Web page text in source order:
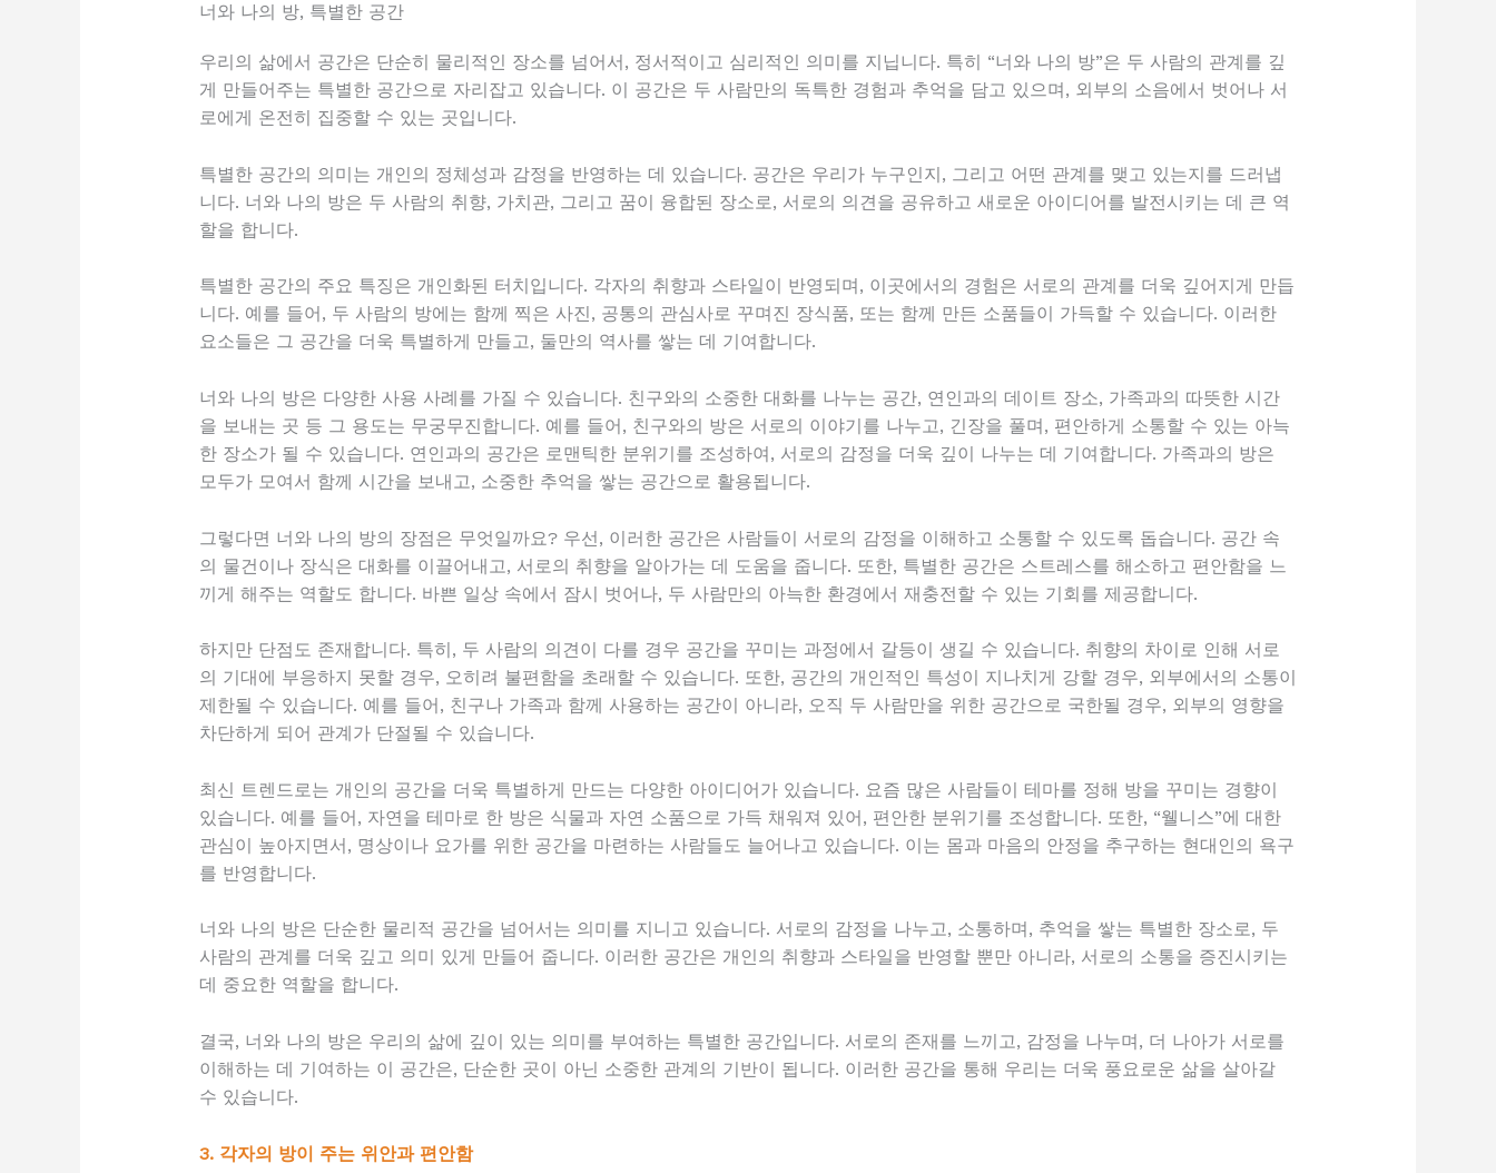
너와 나의 방, 특별한 공간
우리의 삶에서 공간은 단순히 물리적인 장소를 넘어서, 정서적이고 심리적인 의미를 지닙니다. 특히 “너와 나의 방”은 두 사람의 관계를 깊
게 만들어주는 특별한 공간으로 자리잡고 있습니다. 이 공간은 두 사람만의 독특한 경험과 추억을 담고 있으며, 외부의 소음에서 벗어나 서
로에게 온전히 집중할 수 있는 곳입니다.
특별한 공간의 의미는 개인의 정체성과 감정을 반영하는 데 있습니다. 공간은 우리가 누구인지, 그리고 어떤 관계를 맺고 있는지를 드러냅
니다. 너와 나의 방은 두 사람의 취향, 가치관, 그리고 꿈이 융합된 장소로, 서로의 의견을 공유하고 새로운 아이디어를 발전시키는 데 큰 역
할을 합니다.
특별한 공간의 주요 특징은 개인화된 터치입니다. 각자의 취향과 스타일이 반영되며, 이곳에서의 경험은 서로의 관계를 더욱 깊어지게 만듭
니다. 예를 들어, 두 사람의 방에는 함께 찍은 사진, 공통의 관심사로 꾸며진 장식품, 또는 함께 만든 소품들이 가득할 수 있습니다. 이러한
요소들은 그 공간을 더욱 특별하게 만들고, 둘만의 역사를 쌓는 데 기여합니다.
너와 나의 방은 다양한 사용 사례를 가질 수 있습니다. 친구와의 소중한 대화를 나누는 공간, 연인과의 데이트 장소, 가족과의 따뜻한 시간
을 보내는 곳 등 그 용도는 무궁무진합니다. 예를 들어, 친구와의 방은 서로의 이야기를 나누고, 긴장을 풀며, 편안하게 소통할 수 있는 아늑
한 장소가 될 수 있습니다. 연인과의 공간은 로맨틱한 분위기를 조성하여, 서로의 감정을 더욱 깊이 나누는 데 기여합니다. 가족과의 방은
모두가 모여서 함께 시간을 보내고, 소중한 추억을 쌓는 공간으로 활용됩니다.
그렇다면 너와 나의 방의 장점은 무엇일까요? 우선, 이러한 공간은 사람들이 서로의 감정을 이해하고 소통할 수 있도록 돕습니다. 공간 속
의 물건이나 장식은 대화를 이끌어내고, 서로의 취향을 알아가는 데 도움을 줍니다. 또한, 특별한 공간은 스트레스를 해소하고 편안함을 느
끼게 해주는 역할도 합니다. 바쁜 일상 속에서 잠시 벗어나, 두 사람만의 아늑한 환경에서 재충전할 수 있는 기회를 제공합니다.
하지만 단점도 존재합니다. 특히, 두 사람의 의견이 다를 경우 공간을 꾸미는 과정에서 갈등이 생길 수 있습니다. 취향의 차이로 인해 서로
의 기대에 부응하지 못할 경우, 오히려 불편함을 초래할 수 있습니다. 또한, 공간의 개인적인 특성이 지나치게 강할 경우, 외부에서의 소통이
제한될 수 있습니다. 예를 들어, 친구나 가족과 함께 사용하는 공간이 아니라, 오직 두 사람만을 위한 공간으로 국한될 경우, 외부의 영향을
차단하게 되어 관계가 단절될 수 있습니다.
최신 트렌드로는 개인의 공간을 더욱 특별하게 만드는 다양한 아이디어가 있습니다. 요즘 많은 사람들이 테마를 정해 방을 꾸미는 경향이
있습니다. 예를 들어, 자연을 테마로 한 방은 식물과 자연 소품으로 가득 채워져 있어, 편안한 분위기를 조성합니다. 또한, “웰니스”에 대한
관심이 높아지면서, 명상이나 요가를 위한 공간을 마련하는 사람들도 늘어나고 있습니다. 이는 몸과 마음의 안정을 추구하는 현대인의 욕구
를 반영합니다.
너와 나의 방은 단순한 물리적 공간을 넘어서는 의미를 지니고 있습니다. 서로의 감정을 나누고, 소통하며, 추억을 쌓는 특별한 장소로, 두
사람의 관계를 더욱 깊고 의미 있게 만들어 줍니다. 이러한 공간은 개인의 취향과 스타일을 반영할 뿐만 아니라, 서로의 소통을 증진시키는
데 중요한 역할을 합니다.
결국, 너와 나의 방은 우리의 삶에 깊이 있는 의미를 부여하는 특별한 공간입니다. 서로의 존재를 느끼고, 감정을 나누며, 더 나아가 서로를
이해하는 데 기여하는 이 공간은, 단순한 곳이 아닌 소중한 관계의 기반이 됩니다. 이러한 공간을 통해 우리는 더욱 풍요로운 삶을 살아갈
수 있습니다.
3. 각자의 방이 주는 위안과 편안함